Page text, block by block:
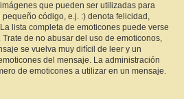
que pueden ser utilizadas para
código, e.j. :) denota felicidad,
lista completa de emoticones puede verse
de no abusar del uso de emoticonos,
se vuelva muy difícil de leer y un
del mensaje. La administración
de emoticones a utilizar en un mensaje.